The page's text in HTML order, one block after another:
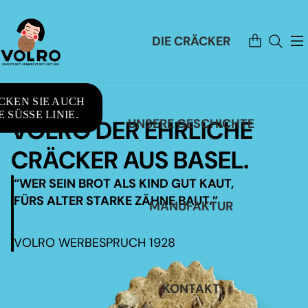
DIE CRÄCKER
UNSERE GESCHICHTE
MANUFAKTUR
KONTAKT
Artikel
im
Warenkorb
SIE AUCH
SÜSSE LINIE.
VOLRO DER EHRLICHE
CRÄCKER AUS BASEL.
“WER SEIN BROT ALS KIND GUT KAUT,
FÜRS ALTER STARKE ZÄHNE BAUT.”
VOLRO WERBESPRUCH 1928